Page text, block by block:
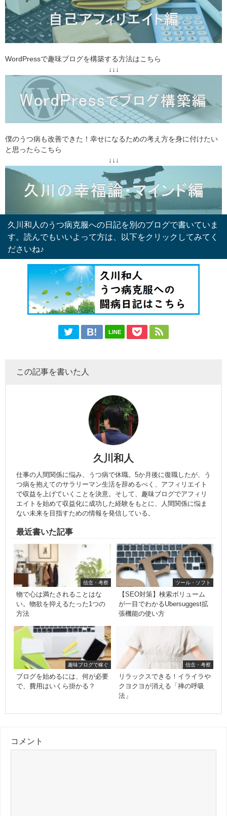
WordPressで趣味ブログを構築する方法はこちら
↓↓↓
僕のうつ病も改善できた！幸せになるための考え方を身に付けたい
と思ったらこちら
↓↓↓
久川和人のうつ病克服への日記を別のブログで書いていま
す。読んでもいいよって方は、以下をクリックしてみてく
ださいね♪
LINE
この記事を書いた人
久川和人
仕事の人間関係に悩み、うつ病で休職。5か月後に復職したが、う
つ病を抱えてのサラリーマン生活を辞めるべく、アフィリエイト
で収益を上げていくことを決意。そして、趣味ブログでアフィリ
エイトを始めて収益化に成功した経験をもとに、人間関係に悩ま
ない未来を目指すための情報を発信している。
最近書いた記事
信念・考察
物で心は満たされることはな
い。物欲を抑えるたった1つの
方法
ツール・ソフト
【SEO対策】検索ボリューム
が一目でわかるUbersuggest拡
張機能の使い方
趣味ブログで稼ぐ
ブログを始めるには、何が必要
で、費用はいくら掛かる？
信念・考察
リラックスできる！イライラや
クヨクヨが消える「禅の呼吸
法」
コメント